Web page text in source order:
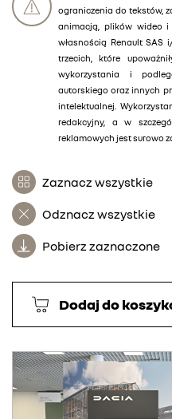
ograniczenia do tekstów,
animacją, plików wideo i
własnością Renault SAS
trzecich, które
wykorzystania i
autorskiego oraz innych
intelektualnej.
redakcyjny, a w
reklamowych jest surowo
Zaznacz wszystkie
Odznacz wszystkie
Pobierz zaznaczone
Dodaj do